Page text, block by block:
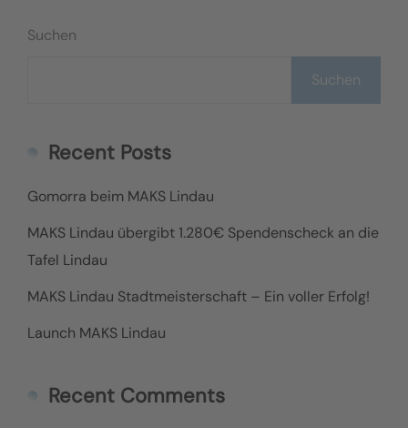
Suchen
Suchen
Recent Posts
Gomorra beim MAKS Lindau
MAKS Lindau übergibt 1.280€ Spendenscheck an die
Tafel Lindau
MAKS Lindau Stadtmeisterschaft – Ein voller Erfolg!
Launch MAKS Lindau
Recent Comments